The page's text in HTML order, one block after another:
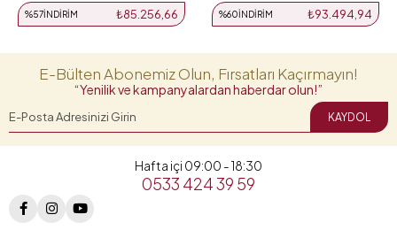
₺85.256,66
%57İNDIRIM ₺93.494,94
%60İNDIRIM
E-Bülten Abonemiz Olun, Fırsatları Kaçırmayın!
“Yenilik ve kampanyalardan haberdar olun!”
KAYDOL
Hafta içi 09:00 - 18:30
0533 424 39 59